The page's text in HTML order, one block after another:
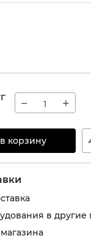
− +
корзину
в другие